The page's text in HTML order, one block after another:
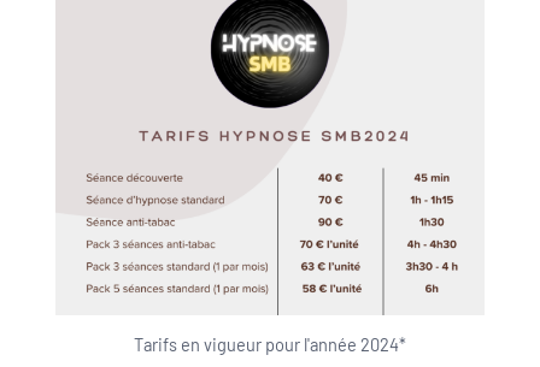
Tarifs en vigueur pour l'année 2024*